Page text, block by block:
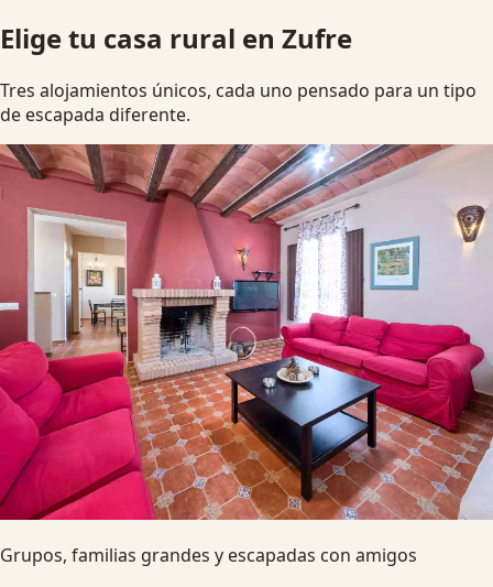
Elige tu casa rural en Zufre
Tres alojamientos únicos, cada uno pensado para un tipo
de escapada diferente.
Grupos, familias grandes y escapadas con amigos